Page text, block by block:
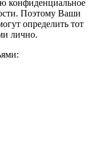
конфиденциальное
Поэтому Ваши
определить тот
лично.